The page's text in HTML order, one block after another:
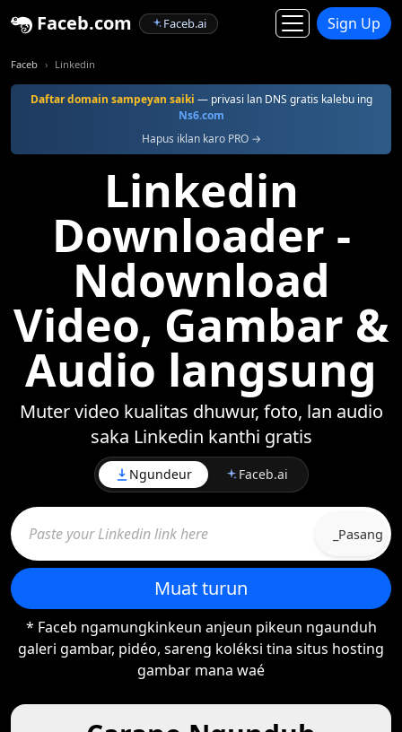
Faceb.com Faceb.ai Sign Up
Faceb Linkedin
Daftar domain sampeyan saiki — privasi lan DNS gratis kalebu ing
Ns6.com
Hapus iklan karo PRO →
Linkedin
Downloader -
Ndownload
Video, Gambar &
Audio langsung
Muter video kualitas dhuwur, foto, lan audio
saka Linkedin kanthi gratis
Ngundeur Faceb.ai
_Pasang
Muat turun
* Faceb ngamungkinkeun anjeun pikeun ngaunduh
galeri gambar, pidéo, sareng koléksi tina situs hosting
gambar mana waé